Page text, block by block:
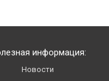
информация:
Новости